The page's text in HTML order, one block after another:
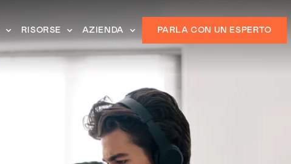
RISORSE AZIENDA PARLA CON UN ESPERTO